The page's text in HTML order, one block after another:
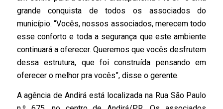
grande conquista de todos os associados do
município. “Vocês, nossos associados, merecem todo
esse conforto e toda a segurança que este ambiente
continuará a oferecer. Queremos que vocês desfrutem
dessa estrutura, que foi construída pensando em
oferecer o melhor pra vocês”, disse o gerente.
A agência de Andirá está localizada na Rua São Paulo